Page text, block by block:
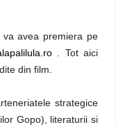
avea premiera pe
. Tot aici
din film.
strategice
Gopo), literaturii si